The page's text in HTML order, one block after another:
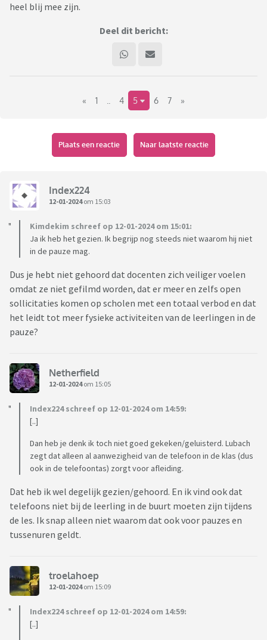
heel blij mee zijn.
Deel dit bericht:
« 1 4 5 6 7 »
Plaats een reactie Naar laatste reactie
Index224
12-01-2024om 15:03
Kimdekim schreef op 12-01-2024 om 15:01:
Ja ik heb het gezien. Ik begrijp nog steeds niet waarom hij niet
in de pauze mag.
Dus je hebt niet gehoord dat docenten zich veiliger voelen
omdat ze niet gefilmd worden, dat er meer en zelfs open
sollicitaties komen op scholen met een totaal verbod en dat
het leidt tot meer fysieke activiteiten van de leerlingen in de
pauze?
Netherfield
12-01-2024om 15:05
Index224 schreef op 12-01-2024 om 14:59:
[..]
Dan heb je denk ik toch niet goed gekeken/geluisterd. Lubach
zegt dat alleen al aanwezigheid van de telefoon in de klas (dus
ook in de telefoontas) zorgt voor afleiding.
Dat heb ik wel degelijk gezien/gehoord. En ik vind ook dat
telefoons niet bij de leerling in de buurt moeten zijn tijdens
de les. Ik snap alleen niet waarom dat ook voor pauzes en
tussenuren geldt.
troelahoep
12-01-2024om 15:09
Index224 schreef op 12-01-2024 om 14:59:
[..]